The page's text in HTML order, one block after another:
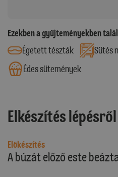
Ezekben a gyűjteményekben
Égetett tészták
Sütés
Édes sütemények
Elkészítés
Előkészítés
A búzát előző este